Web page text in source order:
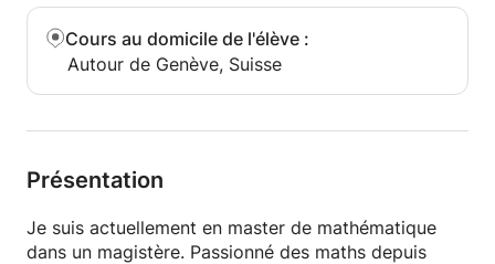
Cours au domicile de l'élève :
Autour de Genève, Suisse
Présentation
Je suis actuellement en master de mathématique
dans un magistère. Passionné des maths depuis